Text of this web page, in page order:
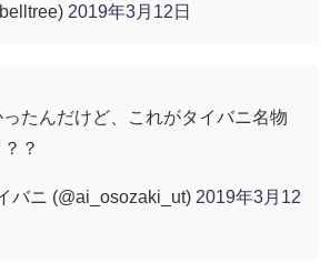
2019年3月12日
たんだけど、これがタイバニ名物
？
バニ (@ai_osozaki_ut) 2019年3月12